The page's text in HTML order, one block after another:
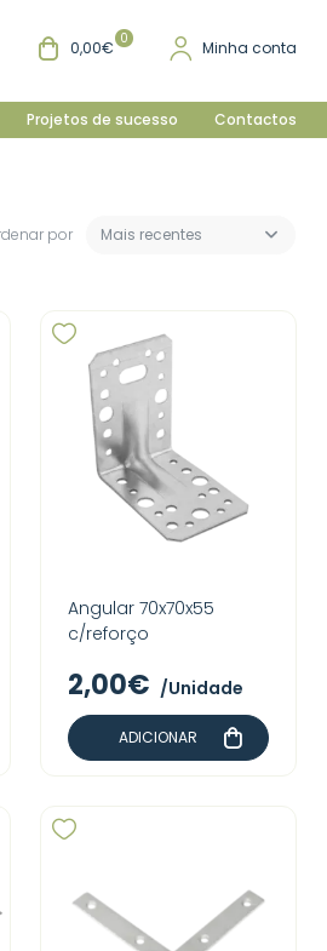
0,00€ 0 Minha conta
Projetos de sucesso Contactos
por Mais recentes
Angular 70x70x55
c/reforço
2,00€ /Unidade
ADICIONAR